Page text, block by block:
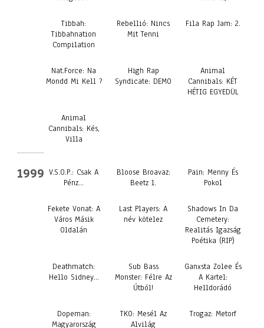
Tibbah:
Tibbahnation
Compilation
Rebellió: Nincs
Mit Tenni
Fila Rap Jam: 2.
Nat.Force: Na
Mondd Mi Kell ?
High Rap
Syndicate: DEMO
Animal
Cannibals: KÉT
HÉTIG EGYEDÜL
Animal
Cannibals: Kés,
Villa
1999 V.S.O.P.: Csak A
Pénz…
Bloose Broavaz:
Beetz 1.
Pain: Menny És
Pokol
Fekete Vonat: A
Város Másik
Oldalán
Last Players: A
név kötelez
Shadows In Da
Cemetery:
Realitás Igazság
Poétika (RIP)
Deathmatch:
Hello Sidney…
Sub Bass
Monster: Félre Az
Útból!
Ganxsta Zolee És
A Kartel:
Helldorádó
Dopeman:
Magyarország
TKO: Mesél Az
Alvilág
Trogaz: Metorf